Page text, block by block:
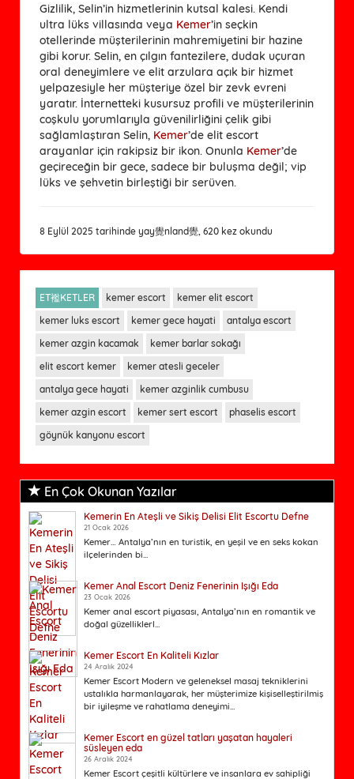
Gizlilik, Selin’in hizmetlerinin kutsal kalesi. Kendi
ultra lüks villasında veya Kemer’in seçkin
otellerinde müşterilerinin mahremiyetini bir hazine
gibi korur. Selin, en çılgın fantezilere, dudak uçuran
oral deneyimlere ve elit arzulara açık bir hizmet
yelpazesiyle her müşteriye özel bir zevk evreni
yaratır. İnternetteki kusursuz profili ve müşterilerinin
coşkulu yorumlarıyla güvenilirliğini çelik gibi
sağlamlaştıran Selin, Kemer’de elit escort
arayanlar için rakipsiz bir ikon. Onunla Kemer’de
geçireceğin bir gece, sadece bir buluşma değil; vip
lüks ve şehvetin birleştiği bir serüven.
8 Eylül 2025 tarihinde yay覺nland覺, 620 kez okundu
ET襤KETLER kemer escort
kemer elit escort
kemer luks escort
kemer gece hayati
antalya escort
kemer azgin kacamak
kemer barlar sokağı
elit escort kemer
kemer atesli geceler
antalya gece hayati
kemer azginlik cumbusu
kemer azgin escort
kemer sert escort
phaselis escort
göynük kanyonu escort
En Çok Okunan Yazılar
Kemerin En Ateşli ve Sikiş Delisi Elit Escortu Defne
21 Ocak 2026
Kemer… Antalya’nın en turistik, en yeşil ve en seks kokan
ilçelerinden bi...
Kemer Anal Escort Deniz Fenerinin Işığı Eda
23 Ocak 2026
Kemer anal escort piyasası, Antalya’nın en romantik ve
doğal güzelliklerl...
Kemer Escort En Kaliteli Kızlar
24 Aralık 2024
Kemer Escort Modern ve geleneksel masaj tekniklerini
ustalıkla harmanlayarak, her müşterimize kişiselleştirilmiş
bir iyileşme ve rahatlama deneyimi...
Kemer Escort en güzel tatları yaşatan hayaleri
süsleyen eda
26 Aralık 2024
Kemer Escort çeşitli kültürlere ve insanlara ev sahipliği